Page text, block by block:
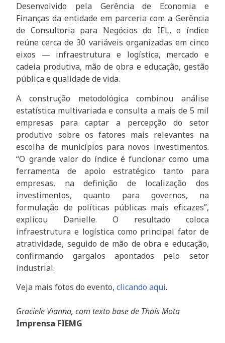
Desenvolvido pela Gerência de Economia e
Finanças da entidade em parceria com a Gerência
de Consultoria para Negócios do IEL, o índice
reúne cerca de 30 variáveis organizadas em cinco
eixos — infraestrutura e logística, mercado e
cadeia produtiva, mão de obra e educação, gestão
pública e qualidade de vida.
A construção metodológica combinou análise
estatística multivariada e consulta a mais de 5 mil
empresas para captar a percepção do setor
produtivo sobre os fatores mais relevantes na
escolha de municípios para novos investimentos.
“O grande valor do índice é funcionar como uma
ferramenta de apoio estratégico tanto para
empresas, na definição de localização dos
investimentos, quanto para governos, na
formulação de políticas públicas mais eficazes”,
explicou Danielle. O resultado coloca
infraestrutura e logística como principal fator de
atratividade, seguido de mão de obra e educação,
confirmando gargalos apontados pelo setor
industrial.
Veja mais fotos do evento,clicando aqui.
Graciele Vianna, com texto base de Thaís Mota
Imprensa FIEMG